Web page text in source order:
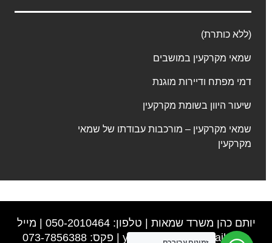
(ללא כותרת)
שמאי מקרקעין במושבים
דמי מפתח ודיירות מוגנת
שיעור היוון בשומת מקרקעין
שמאי מקרקעין – מורכבות עבודתו של שמאי
מקרקעין
יותם כהן משרד שמאות | טלפון: 050-2010464 | מייל
y0502010464@gmail.com
| פקס: 073-7856388